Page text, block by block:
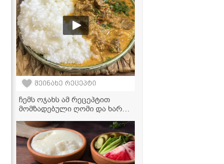
შეინახე რეცეპტი
ჩემს ოჯახს ამ რეცეპტით
მომზადებული ღომი და ხარჩო
ვიდეორეცეპტი